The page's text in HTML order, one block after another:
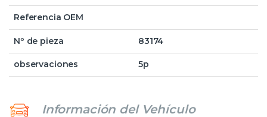
Referencia OEM
Nº de pieza 83174
observaciones 5p
Información del Vehículo